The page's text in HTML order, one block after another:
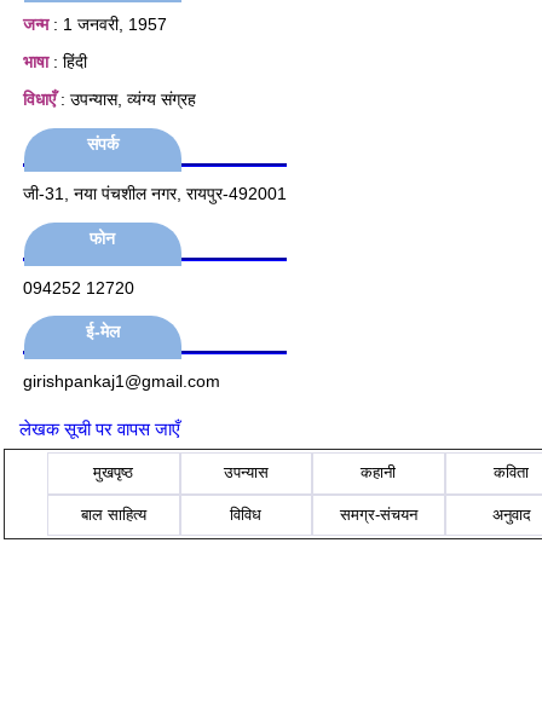
जन्म: 1 जनवरी, 1957
भाषा: हिंदी
विधाएँ: उपन्यास, व्यंग्य संग्रह
संपर्क
जी-31, नया पंचशील नगर, रायपुर-492001
फोन
094252 12720
ई-मेल
girishpankaj1@gmail.com
लेखक सूची पर वापस जाएँ
मुखपृष्ठ उपन्यास कहानी कविता
बाल साहित्य विविध समग्र-संचयन अनुवाद